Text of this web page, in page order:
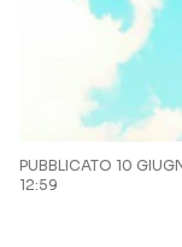
PUBBLICATO 10
12:59